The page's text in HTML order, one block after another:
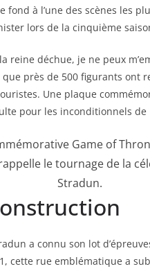
fond à l’une des scènes les
lors de la cinquième
reine déchue, je ne peux
que près de 500 figurants ont
Une plaque
pour les inconditionnels de
le tournage de la
Stradun.
a connu son lot
cette rue emblématique a